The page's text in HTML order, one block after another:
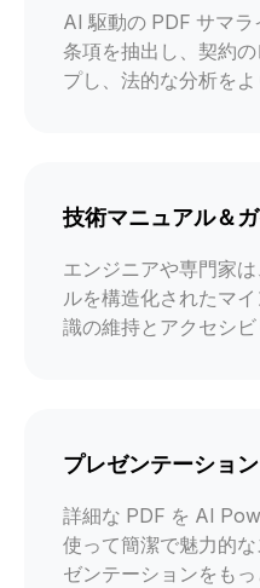
AI 駆動の PDF サマ
条項を抽出し、契約
プし、法的な分析をよ
技術マニュアル＆
エンジニアや専門家
ルを構造化されたマ
識の維持とアクセシビ
プレゼンテーショ
詳細な PDF を AI
使って簡潔で魅力的
ゼンテーションをも